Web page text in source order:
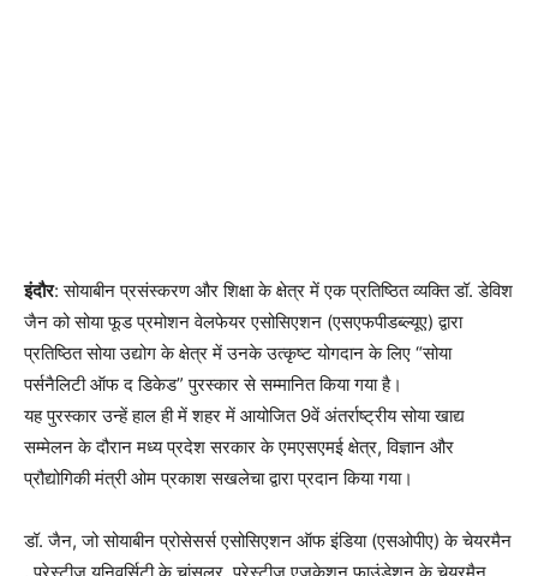
इंदौर: सोयाबीन प्रसंस्करण और शिक्षा के क्षेत्र में एक प्रतिष्ठित व्यक्ति डॉ. डेविश
जैन को सोया फूड प्रमोशन वेलफेयर एसोसिएशन (एसएफपीडब्ल्यूए) द्वारा
प्रतिष्ठित सोया उद्योग के क्षेत्र में उनके उत्कृष्ट योगदान के लिए “सोया
पर्सनैलिटी ऑफ द डिकेड” पुरस्कार से सम्मानित किया गया है।
यह पुरस्कार उन्हें हाल ही में शहर में आयोजित 9वें अंतर्राष्ट्रीय सोया खाद्य
सम्मेलन के दौरान मध्य प्रदेश सरकार के एमएसएमई क्षेत्र, विज्ञान और
प्रौद्योगिकी मंत्री ओम प्रकाश सखलेचा द्वारा प्रदान किया गया।
डॉ. जैन, जो सोयाबीन प्रोसेसर्स एसोसिएशन ऑफ इंडिया (एसओपीए) के चेयरमैन